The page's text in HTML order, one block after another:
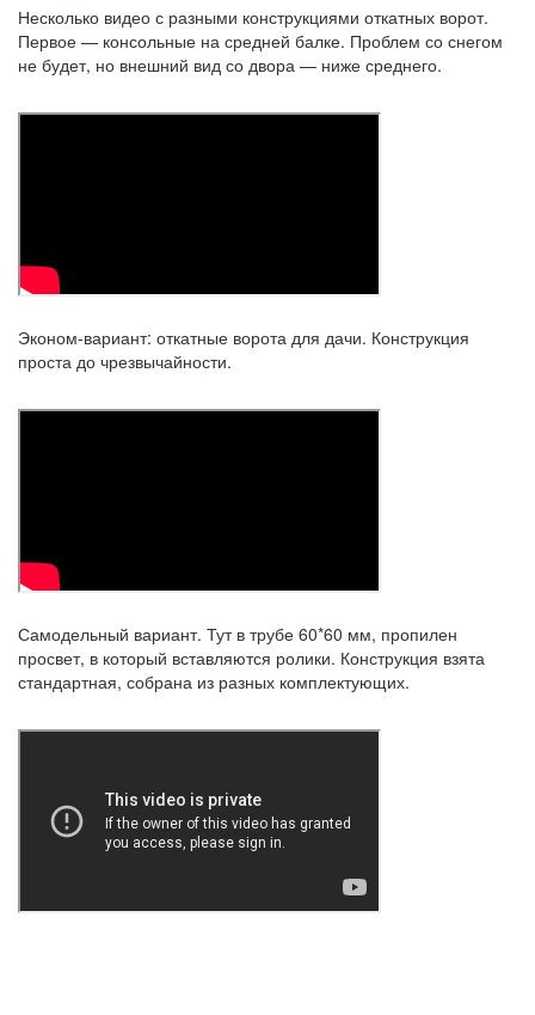
Несколько видео с разными конструкциями откатных ворот.
Первое — консольные на средней балке. Проблем со снегом
не будет, но внешний вид со двора — ниже среднего.
Эконом-вариант: откатные ворота для дачи. Конструкция
проста до чрезвычайности.
Самодельный вариант. Тут в трубе 60*60 мм, пропилен
просвет, в который вставляются ролики. Конструкция взята
стандартная, собрана из разных комплектующих.